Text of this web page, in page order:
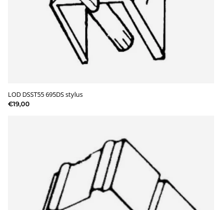
LOD DSST55 695DS stylus
€19,00